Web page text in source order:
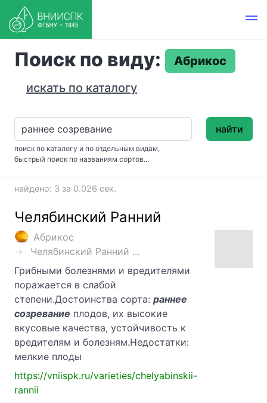
Поиск по виду:
Абрикос
искать по каталогу
поиск по каталогу и по отдельным видам,
быстрый поиск по названиям сортов...
найти
найдено: 3 за 0.026 сек.
Челябинский Ранний
Абрикос
Челябинский Ранний ...
Грибными болезнями и вредителями
поражается в слабой
степени.Достоинства сорта: раннее
созревание плодов, их высокие
вкусовые качества, устойчивость к
вредителям и болезням.Недостатки:
мелкие плоды
https://vniispk.ru/varieties/chelyabinskii-
rannii